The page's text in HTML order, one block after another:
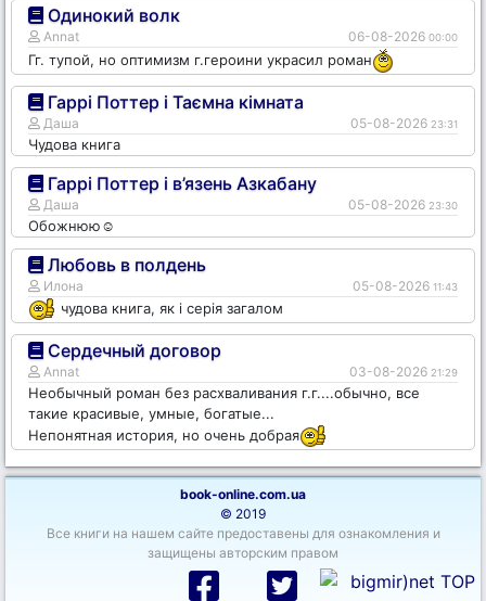
Одинокий волк
Annat 06-08-2026 00:00
Гг. тупой, но оптимизм г.героини украсил роман
Гаррі Поттер і Таємна кімната
Даша 05-08-2026 23:31
Чудова книга
Гаррі Поттер і в’язень Азкабану
Даша 05-08-2026 23:30
Обожнюю☺️
Любовь в полдень
Илона 05-08-2026 11:43
чудова книга, як і серія загалом
Сердечный договор
Annat 03-08-2026 21:29
Необычный роман без расхваливания г.г....обычно, все
такие красивые, умные, богатые...
Непонятная история, но очень добрая
book-online.com.ua
© 2019
Все книги на нашем сайте предоставены для ознакомления и
защищены авторским правом